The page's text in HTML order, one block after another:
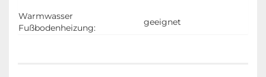
Warmwasser
Fußbodenheizung:
geeignet